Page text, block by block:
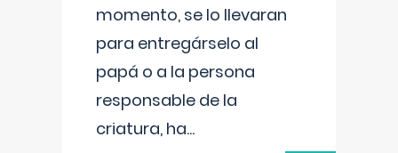
momento, se lo llevaran
para entregárselo al
papá o a la persona
responsable de la
criatura, ha...